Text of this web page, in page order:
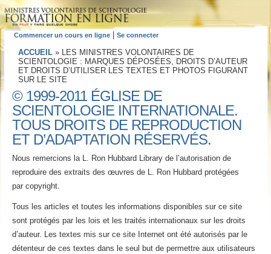
Commencer un cours en ligne Se connecter
ACCUEIL » LES MINISTRES VOLONTAIRES DE
SCIENTOLOGIE : MARQUES DÉPOSÉES, DROITS D’AUTEUR
ET DROITS D’UTILISER LES TEXTES ET PHOTOS FIGURANT
SUR LE SITE
© 1999-2011 ÉGLISE DE
SCIENTOLOGIE INTERNATIONALE.
TOUS DROITS DE REPRODUCTION
ET D’ADAPTATION RÉSERVÉS.
Nous remercions la L. Ron Hubbard Library de l’autorisation de
reproduire des extraits des œuvres de L. Ron Hubbard protégées
par copyright.
Tous les articles et toutes les informations disponibles sur ce site
sont protégés par les lois et les traités internationaux sur les droits
d’auteur. Les textes mis sur ce site Internet ont été autorisés par le
détenteur de ces textes dans le seul but de permettre aux utilisateurs